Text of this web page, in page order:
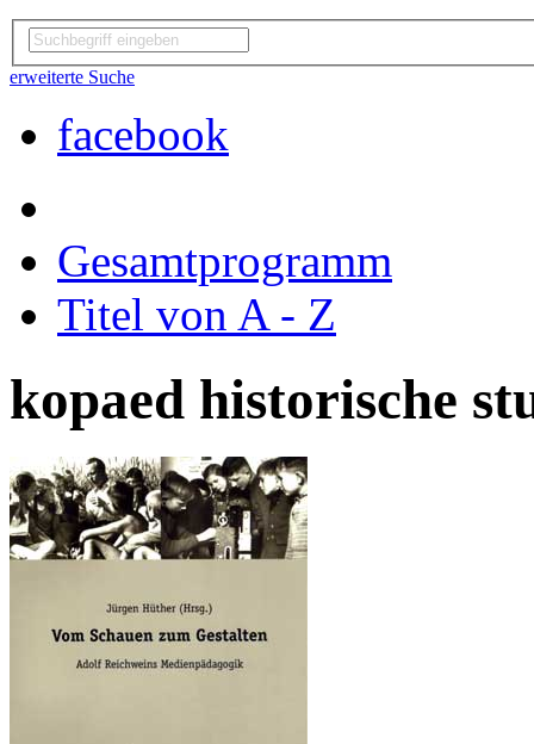
erweiterte Suche
facebook
Gesamtprogramm
Titel von A - Z
kopaed historische